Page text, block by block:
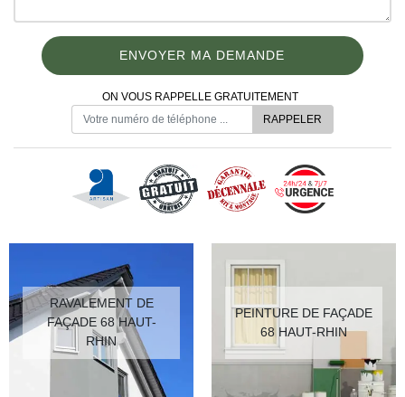
ON VOUS RAPPELLE GRATUITEMENT
RAVALEMENT DE
FAÇADE 68 HAUT-
RHIN
PEINTURE DE FAÇADE
68 HAUT-RHIN